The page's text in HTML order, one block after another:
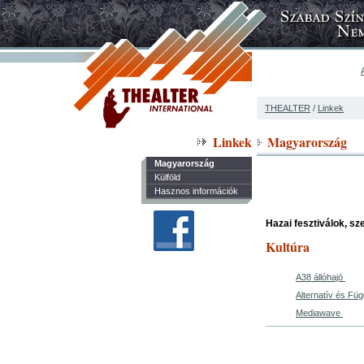
THEALTER / Linkek
Linkek
Magyarország
Külföld
Hasznos információk
Magyarország
Hazai fesztiválok,
Kultúra
A38 állóhajó
Alternatív és
Mediawave